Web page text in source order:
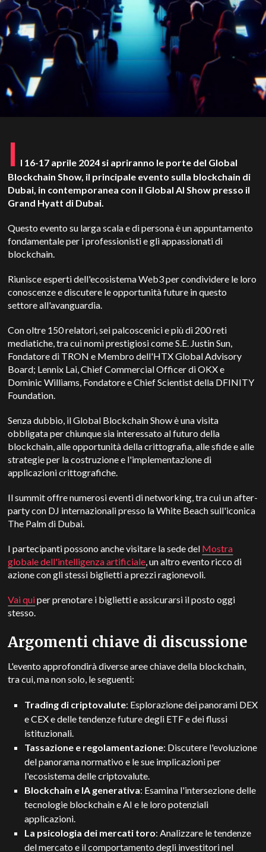
I l 16-17 aprile 2024 si apriranno le porte del Global
Blockchain Show, il principale evento sulla blockchain di
Dubai, in contemporanea con il Global AI Show presso il
Grand Hyatt di Dubai.
Questo evento su larga scala e di persona è un appuntamento
fondamentale per i professionisti e gli appassionati di
blockchain.
Riunisce esperti dell'ecosistema Web3 per condividere le loro
conoscenze e discutere le opportunità future in questo
settore all'avanguardia.
Con oltre 150 relatori, sei palcoscenici e più di 200 reti
mediatiche, tra cui nomi prestigiosi come S.E. Justin Sun,
Fondatore di TRON e Membro dell'HTX Global Advisory
Board; Lennix Lai, Chief Commercial Officer di OKX e
Dominic Williams, Fondatore e Chief Scientist della DFINITY
Foundation.
Senza dubbio, il Global Blockchain Show è una visita
obbligata per chiunque sia interessato al futuro della
blockchain, alle opportunità della crittografia, alle sfide e alle
strategie per la costruzione e l'implementazione di
applicazioni crittografiche.
Il summit offre numerosi eventi di networking, tra cui un after-
party con DJ internazionali presso la White Beach sull'iconica
The Palm di Dubai.
I partecipanti possono anche visitare la sede del Mostra
globale dell'intelligenza artificiale, un altro evento ricco di
azione con gli stessi biglietti a prezzi ragionevoli.
Vai quiper prenotare i biglietti e assicurarsi il posto oggi
stesso.
Argomenti chiave di discussione
L'evento approfondirà diverse aree chiave della blockchain,
tra cui, ma non solo, le seguenti:
Trading di criptovalute: Esplorazione dei panorami DEX
e CEX e delle tendenze future degli ETF e dei flussi
istituzionali.
Tassazione e regolamentazione: Discutere l'evoluzione
del panorama normativo e le sue implicazioni per
l'ecosistema delle criptovalute.
Blockchain e IA generativa: Esamina l'intersezione delle
tecnologie blockchain e AI e le loro potenziali
applicazioni.
La psicologia dei mercati toro: Analizzare le tendenze
del mercato e il comportamento degli investitori nel